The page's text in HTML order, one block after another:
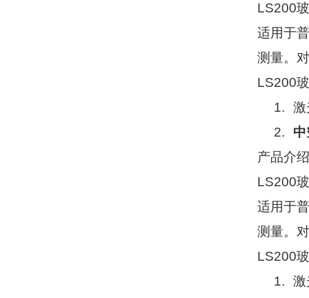
LS200
适用于
测量。
LS200
1.
激
2.
产品介
LS200
适用于
测量。
LS200
1.
激